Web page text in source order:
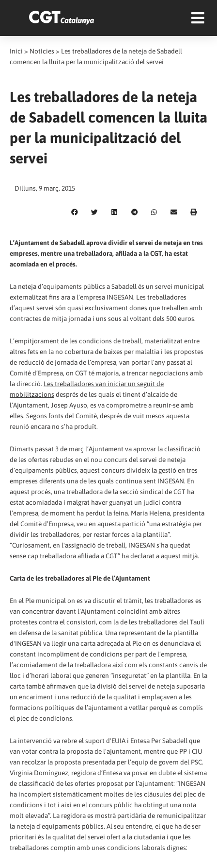
Inici > Notícies > Les treballadores de la neteja de Sabadell
comencen la lluita per la municipalització del servei
Les treballadores de la neteja
de Sabadell comencen la lluita
per la municipalització del
servei
Dilluns, 9 març, 2015
L’Ajuntament de Sabadell aprova dividir el servei de neteja en tres
empreses, mentre una treballadora, afiliada a la CGT, ha estat
acomiada en el procés.
La neteja d’equipaments públics a Sabadell és un servei municipal
externalitzat fins ara a l’empresa INGESAN. Les treballadores
d’aquest servei són quasi exclusivament dones que treballen amb
contractes de mitja jornada i uns sous al voltant dels 500 euros.
L’empitjorament de les condicions de treball, materialitzat entre
altres fets en la no cobertura de baixes per malaltia i les propostes
de reducció de jornada de l’empresa, van portar l’any passat al
Comitè d’Empresa, on CGT té majoria, a trencar negociacions amb
la direcció. Les treballadores van iniciar un seguit de
mobilitzacions després de les quals el tinent d’alcalde de
l’Ajuntament, Josep Ayuso, es va comprometre a reunir-se amb
elles. Segons fonts del Comitè, després de vuit mesos aquesta
reunió encara no s’ha produït.
Dimarts passat 3 de març l’Ajuntament va aprovar la classificació
de les ofertes rebudes en el nou concurs del servei de neteja
d’equipaments públics, aquest concurs divideix la gestió en tres
empreses diferents una de les quals continua sent INGESAN. En
aquest procés, una treballadora de la secció sindical de CGT ha
estat acomiadada i malgrat haver guanyat un judici contra
l’empresa, de moment ha perdut la feina. Maria Helena, presidenta
del Comitè d’Empresa, veu en aquesta partició “una estratègia per
dividir les treballadores, per restar forces a la plantilla”.
“Curiosament, en l'assignació de treball, INGESAN s’ha quedat
sense cap treballadora afiliada a CGT” ha declarat a aquest mitjà.
Carta de les treballadores al Ple de l’Ajuntament
En el Ple municipal on es va discutir el tràmit, les treballadores es
van concentrar davant l’Ajuntament coincidint amb altres
protestes contra el consistori, com la de les treballadores del Taulí
en defensa de la sanitat pública. Una representant de la plantilla
d'INGESAN va llegir una carta adreçada al Ple on es denunciava el
constant incompliment de condicions per part de l’empresa,
l’acomiadament de la treballadora així com els constants canvis de
lloc i d’horari laboral que generen “inseguretat” en la plantilla. En la
carta també afirmaven que la divisió del servei de neteja suposaria
un encariment i una reducció de la qualitat i emplaçaven a les
formacions polítiques de l’ajuntament a vetllar perquè es complís
el plec de condicions.
La intervenció va rebre el suport d'EUIA i Entesa Per Sabadell que
van votar contra la proposta de l’ajuntament, mentre que PP i CIU
van recolzar la proposta presentada per l’equip de govern del PSC.
Virginia Domínguez, regidora d’Entesa va posar en dubte el sistema
de classificació de les ofertes proposat per l’ajuntament: “INGESAN
ha incomplert sistemàticament moltes de les clàusules del plec de
condicions i tot i així en el concurs públic ha obtingut una nota
molt elevada”. La regidora es mostrà partidària de remunicipalitzar
la neteja d’equipaments públics. Al seu entendre, el que ha de ser
prioritari és la qualitat del servei ofert a la ciutadania i que les
treballadores comptin amb unes condicions laborals dignes: